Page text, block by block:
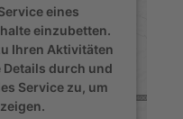
eines
einzubetten.
Ihren Aktivitäten
Details durch und
Service zu, um